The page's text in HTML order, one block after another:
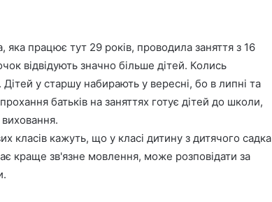
працює тут 29 років, проводила заняття з 16
відвідують значно більше дітей. Колись
у старшу набирають у вересні, бо в липні та
батьків на заняттях готує дітей до школи,
класів кажуть, що у класі дитину з дитячого садка
краще зв'язне мовлення, може розповідати за